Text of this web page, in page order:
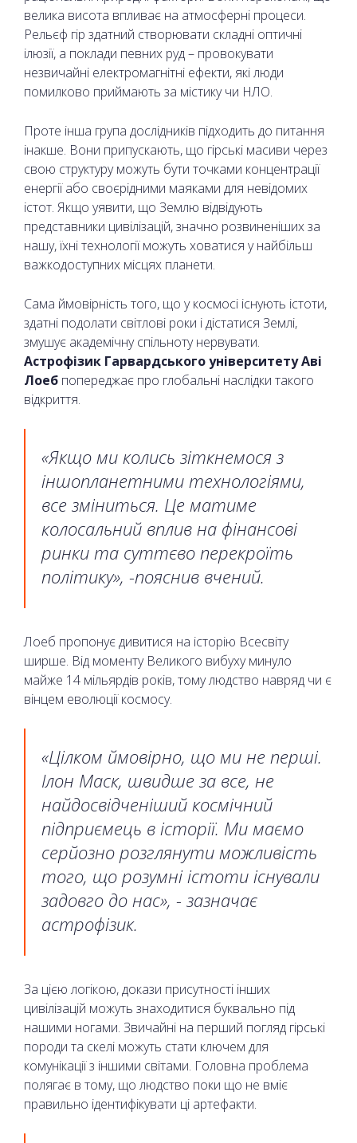
велика висота впливає на атмосферні процеси.
Рельєф гір здатний створювати складні оптичні
ілюзії, а поклади певних руд – провокувати
незвичайні електромагнітні ефекти, які люди
помилково приймають за містику чи НЛО.
Проте інша група дослідників підходить до питання
інакше. Вони припускають, що гірські масиви через
свою структуру можуть бути точками концентрації
енергії або своєрідними маяками для невідомих
істот. Якщо уявити, що Землю відвідують
представники цивілізацій, значно розвиненіших за
нашу, їхні технології можуть ховатися у найбільш
важкодоступних місцях планети.
Сама ймовірність того, що у космосі існують істоти,
здатні подолати світлові роки і дістатися Землі,
змушує академічну спільноту нервувати.
Астрофізик Гарвардського університету Аві
Лоеб попереджає про глобальні наслідки такого
відкриття.
«Якщо ми колись зіткнемося з
іншопланетними технологіями,
все зміниться. Це матиме
колосальний вплив на фінансові
ринки та суттєво перекроїть
політику», -пояснив вчений.
Лоеб пропонує дивитися на історію Всесвіту
ширше. Від моменту Великого вибуху минуло
майже 14 мільярдів років, тому людство навряд чи є
вінцем еволюції космосу.
«Цілком ймовірно, що ми не перші.
Ілон Маск, швидше за все, не
найдосвідченіший космічний
підприємець в історії. Ми маємо
серйозно розглянути можливість
того, що розумні істоти існували
задовго до нас», - зазначає
астрофізик.
За цією логікою, докази присутності інших
цивілізацій можуть знаходитися буквально під
нашими ногами. Звичайні на перший погляд гірські
породи та скелі можуть стати ключем для
комунікації з іншими світами. Головна проблема
полягає в тому, що людство поки що не вміє
правильно ідентифікувати ці артефакти.